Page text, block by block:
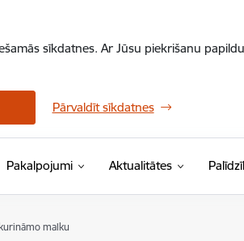
sīkdatnes. Ar Jūsu piekrišanu
Pārvaldīt sīkdatnes
Pakalpojumi Aktualitātes
malku